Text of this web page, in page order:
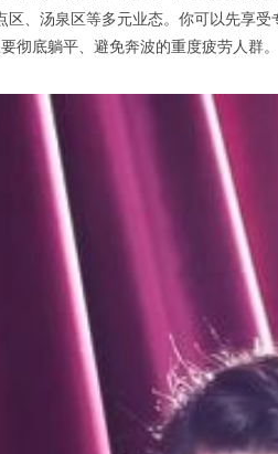
、汤泉区等多元业态。你可以先享
彻底躺平、避免奔波的重度疲劳人群。